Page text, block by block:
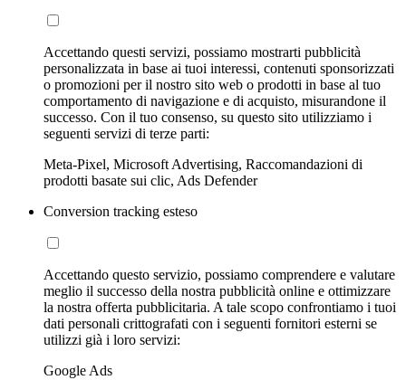
Accettando questi servizi, possiamo mostrarti pubblicità
personalizzata in base ai tuoi interessi, contenuti sponsorizzati
o promozioni per il nostro sito web o prodotti in base al tuo
comportamento di navigazione e di acquisto, misurandone il
successo. Con il tuo consenso, su questo sito utilizziamo i
seguenti servizi di terze parti:
Meta-Pixel, Microsoft Advertising, Raccomandazioni di
prodotti basate sui clic, Ads Defender
Conversion tracking esteso
Accettando questo servizio, possiamo comprendere e valutare
meglio il successo della nostra pubblicità online e ottimizzare
la nostra offerta pubblicitaria. A tale scopo confrontiamo i tuoi
dati personali crittografati con i seguenti fornitori esterni se
utilizzi già i loro servizi:
Google Ads